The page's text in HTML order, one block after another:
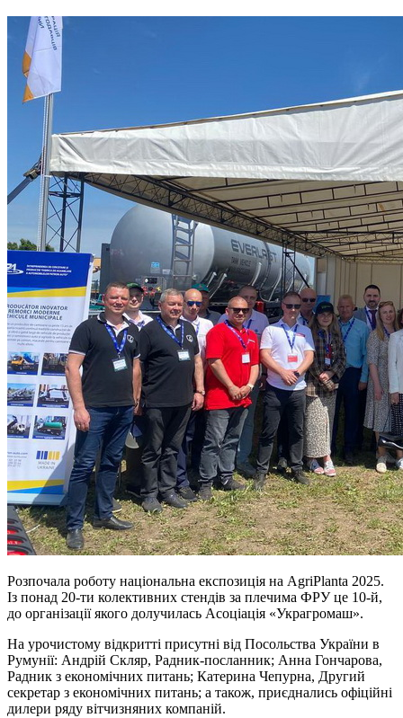
Розпочала роботу національна експозиція на AgriPlanta 2025.
Із понад 20-ти колективних стендів за плечима ФРУ це 10-й,
до організації якого долучилась Асоціація «Украгромаш».
На урочистому відкритті присутні від Посольства України в
Румунії: Андрій Скляр, Радник-посланник; Анна Гончарова,
Радник з економічних питань; Катерина Чепурна, Другий
секретар з економічних питань; а також, приєднались офіційні
дилери ряду вітчизняних компаній.